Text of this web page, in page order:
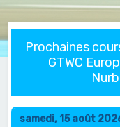
Prochaines
GTWC
samedi, 15 août